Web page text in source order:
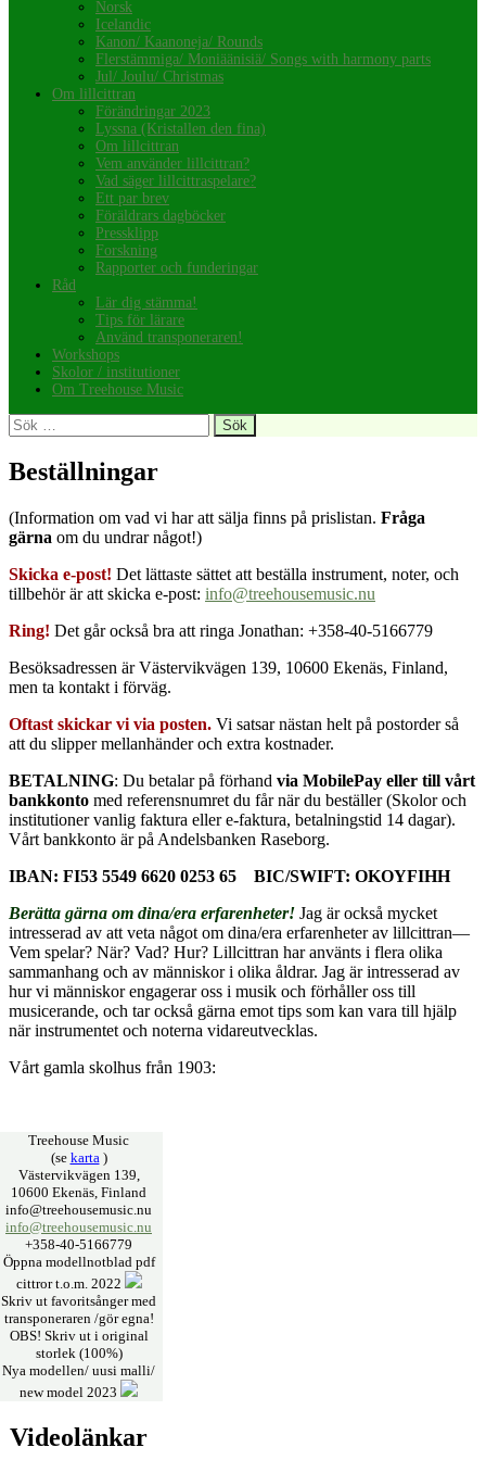
Norsk
Icelandic
Kanon/ Kaanoneja/ Rounds
Flerstämmiga/ Moniäänisiä/ Songs with harmony parts
Jul/ Joulu/ Christmas
Om lillcittran
Förändringar 2023
Lyssna (Kristallen den fina)
Om lillcittran
Vem använder lillcittran?
Vad säger lillcittraspelare?
Ett par brev
Föräldrars dagböcker
Pressklipp
Forskning
Rapporter och funderingar
Råd
Lär dig stämma!
Tips för lärare
Använd transponeraren!
Workshops
Skolor / institutioner
Om Treehouse Music
Sök
efter:
Beställningar
(Information om vad vi har att sälja finns på prislistan. Fråga
gärna om du undrar något!)
Skicka e-post! Det lättaste sättet att beställa instrument, noter, och
tillbehör är att skicka e-post: info@treehousemusic.nu
Ring! Det går också bra att ringa Jonathan: +358-40-5166779
Besöksadressen är Västervikvägen 139, 10600 Ekenäs, Finland,
men ta kontakt i förväg.
Oftast skickar vi via posten. Vi satsar nästan helt på postorder så
att du slipper mellanhänder och extra kostnader.
BETALNING: Du betalar på förhand via MobilePay eller till vårt
bankkonto med referensnumret du får när du beställer (Skolor och
institutioner vanlig faktura eller e-faktura, betalningstid 14 dagar).
Vårt bankkonto är på Andelsbanken Raseborg.
IBAN: FI53 5549 6620 0253 65 BIC/SWIFT: OKOYFIHH
Berätta gärna om dina/era erfarenheter! Jag är också mycket
intresserad av att veta något om dina/era erfarenheter av lillcittran—
Vem spelar? När? Vad? Hur? Lillcittran har använts i flera olika
sammanhang och av människor i olika åldrar. Jag är intresserad av
hur vi människor engagerar oss i musik och förhåller oss till
musicerande, och tar också gärna emot tips som kan vara till hjälp
när instrumentet och noterna vidareutvecklas.
Vårt gamla skolhus från 1903:
Treehouse Music
(se karta)
Västervikvägen 139,
10600 Ekenäs, Finland
info@treehousemusic.nu
info@treehousemusic.nu
+358-40-5166779
Öppna modellnotblad pdf
cittror t.o.m. 2022
Skriv ut favoritsånger med
transponeraren /gör egna!
OBS! Skriv ut i original
storlek (100%)
Nya modellen/ uusi malli/
new model 2023
Videolänkar